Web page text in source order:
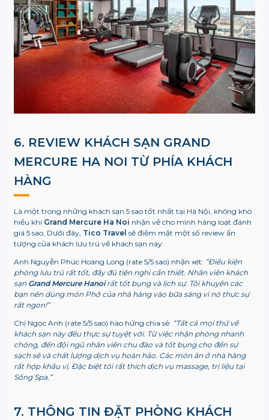
6. REVIEW KHÁCH SẠN GRAND
MERCURE HA NOI TỪ PHÍA KHÁCH
HÀNG
Là một trong những khách sạn 5 sao tốt nhất tại Hà Nội, không khó
hiểu khi Grand Mercure Ha Noi nhận về cho mình hàng loạt đánh
giá 5 sao, Dưới đây, Tico Travel sẽ điểm mặt một số review ấn
tượng của khách lưu trú về khách sạn này:
Anh Nguyễn Phúc Hoàng Long (rate 5/5 sao) nhận xét: “Điều kiện
phòng lưu trú rất tốt, đầy đủ tiện nghi cần thiết. Nhân viên khách
sạn Grand Mercure Hanoirất tốt bụng và lịch sự. Tôi khuyên các
bạn nên dùng món Phở của nhà hàng vào bữa sáng vì nó thực sự
rất ngon!”
Chị Ngọc Anh (rate 5/5 sao) hào hứng chia sẻ: “Tất cả mọi thứ về
khách sạn này đều thực sự tuyệt vời. Từ việc nhận phòng nhanh
chóng, đến đội ngũ nhân viên chu đáo và tốt bụng cho đến sự
sạch sẽ và chất lượng dịch vụ hoàn hảo. Các món ăn ở nhà hàng
rất hợp khẩu vị. Đặc biệt tôi rất thích dịch vụ massage, trị liệu tại
Sống Spa.”
7. THÔNG TIN ĐẶT PHÒNG KHÁCH